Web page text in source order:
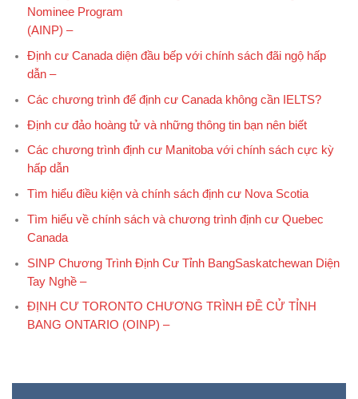
Nominee Program
(AINP) –
Định cư Canada diện đầu bếp với chính sách đãi ngộ hấp
dẫn –
Các chương trình để định cư Canada không cần IELTS?
Định cư đảo hoàng tử và những thông tin bạn nên biết
Các chương trình định cư Manitoba với chính sách cực kỳ
hấp dẫn
Tìm hiểu điều kiện và chính sách định cư Nova Scotia
Tìm hiểu về chính sách và chương trình định cư Quebec
Canada
SINP Chương Trình Định Cư Tỉnh BangSaskatchewan Diện
Tay Nghề –
ĐỊNH CƯ TORONTO CHƯƠNG TRÌNH ĐỀ CỬ TỈNH
BANG ONTARIO (OINP) –